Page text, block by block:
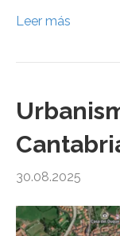
Leer más
30.08.2025